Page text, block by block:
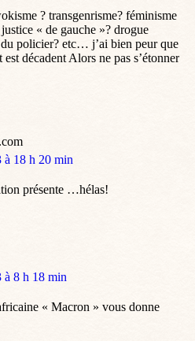
? transgenrisme? féminisme
« de gauche »? drogue
policier? etc… j’ai bien peur que
décadent Alors ne pas s’étonner
à 18 h 20 min
présente …hélas!
à 8 h 18 min
« Macron » vous donne